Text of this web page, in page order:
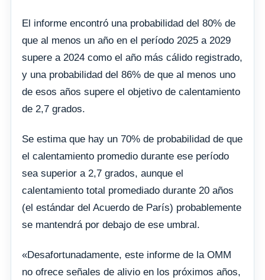
El informe encontró una probabilidad del 80% de
que al menos un año en el período 2025 a 2029
supere a 2024 como el año más cálido registrado,
y una probabilidad del 86% de que al menos uno
de esos años supere el objetivo de calentamiento
de 2,7 grados.
Se estima que hay un 70% de probabilidad de que
el calentamiento promedio durante ese período
sea superior a 2,7 grados, aunque el
calentamiento total promediado durante 20 años
(el estándar del Acuerdo de París) probablemente
se mantendrá por debajo de ese umbral.
«Desafortunadamente, este informe de la OMM
no ofrece señales de alivio en los próximos años,